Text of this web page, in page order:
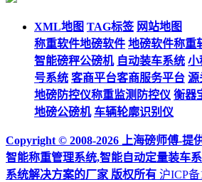
XML地图 TAG标签 网站地图
称重软件地磅软件 地磅软件称重
智能磅秤公磅机 自动装车系统 小
号系统 客商平台客商服务平台 源
地磅防控仪称重监测防控仪 衡器
地磅公磅机 车辆轮廓识别仪
Copyright © 2008-2026 上海磅师傅-提
智能称重管理系统,智能自动定量装车
系统解决方案的厂家 版权所有 沪ICP备